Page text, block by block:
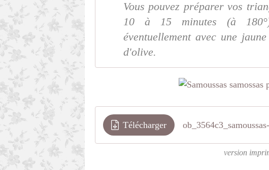
Vous pouvez préparer vos
10 à 15 minutes (à
éventuellement avec une
d'olive.
Télécharger
version